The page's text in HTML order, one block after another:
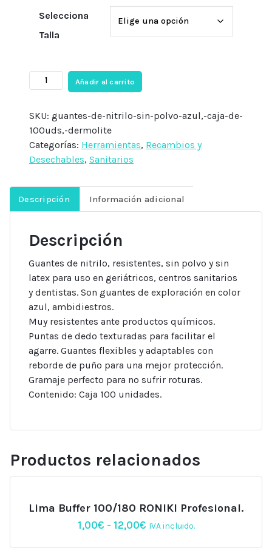
Selecciona
Talla
Guantes
de
sin
polvo
Azul,
caja
100uds,
Dermolite
Añadir al carrito
SKU: guantes-de-nitrilo-sin-polvo-azul,-caja-de-
100uds,-dermolite
Categorías: Herramientas, Recambios y
Desechables, Sanitarios
Descripción Información adicional
Descripción
Guantes de nitrilo, resistentes, sin polvo y sin
latex para uso en geriátricos, centros sanitarios
y dentistas. Son guantes de exploración en color
azul, ambidiestros.
Muy resistentes ante productos químicos.
Puntas de dedo texturadas para facilitar el
agarre. Guantes flexibles y adaptables con
reborde de puño para una mejor protección.
Gramaje perfecto para no sufrir roturas.
Contenido: Caja 100 unidades.
Productos relacionados
Lima Buffer 100/180 RONIKI Profesional.
1,00€ - 12,00€Rango
precios:
IVA incluido.